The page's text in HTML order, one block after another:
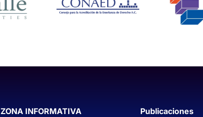
ZONA INFORMATIVA Publicaciones